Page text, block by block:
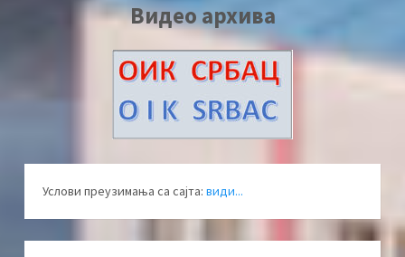
Видео архива
Услови преузимања са сајта: види...